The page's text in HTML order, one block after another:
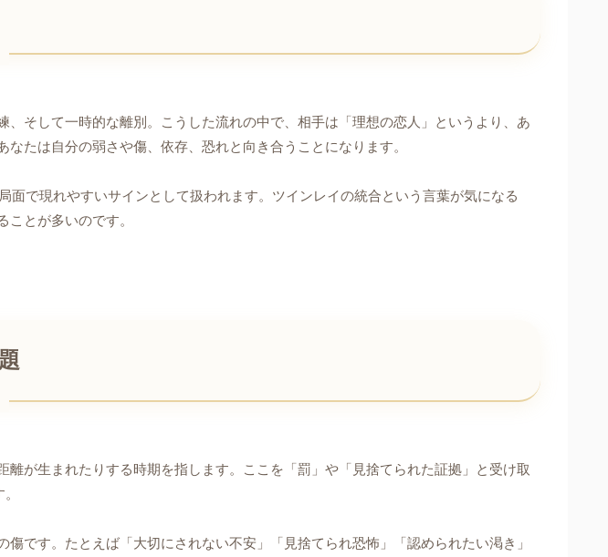
そして一時的な離別。こうした流れの中で、相手は「理想の恋人」というより、あ
たは自分の弱さや傷、依存、恐れと向き合うことになります。
局面で現れやすいサインとして扱われます。ツインレイの統合という言葉が気になる
とが多いのです。
が生まれたりする時期を指します。ここを「罰」や「見捨てられた証拠」と受け取
です。たとえば「大切にされない不安」「見捨てられ恐怖」「認められたい渇き」